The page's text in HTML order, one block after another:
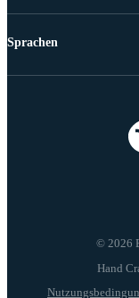
© 2026
Sprachen